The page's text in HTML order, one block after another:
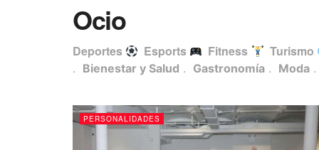
Ocio
Deportes Esports Fitness Turismo
. Bienestar y Salud . Gastronomía . Moda
PERSONALIDADES